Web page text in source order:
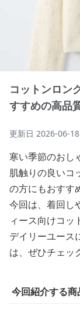
コットンロン
すすめの高品
更新日 2026-06-18
寒い季節のおし
肌触りの良いコ
の方にもおすす
今回は、着回し
ィース向けコッ
デイリーユース
は、ぜひチェッ
今回紹介する商